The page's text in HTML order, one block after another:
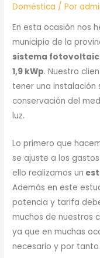
Doméstica / Por
En esta ocasión nos
municipio de la
sistema
1,9 kWp. Nuestro
tener una instalación
conservación del
luz.
Lo primero que
se ajuste a los
ello realizamos un
Además en este
potencia y tarifa
muchos de nuestros
ya que en muchas
necesario y por